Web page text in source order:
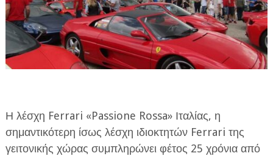
ΚΑΙ ΕΛΛΑΔΑ
ΥΓΕΙΑ-ΟΜΟΡΦΙΑ
ΤΕΧΝΟΛΟΓΙΑ
ΔΙΕΘΝΗ
Η λέσχη Ferrari «Passione Rossa» Ιταλίας, η
σημαντικότερη ίσως λέσχη ιδιοκτητών Ferrari της
γειτονικής χώρας συμπληρώνει φέτος 25 χρόνια από